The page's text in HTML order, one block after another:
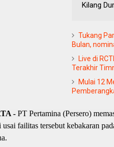
Kilang
Tukang
Bulan,
Live di
Terakhir
Mulai 12
- PT Pertamina (Persero)
failitas tersebut kebakaran